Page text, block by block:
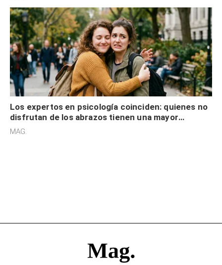
Los expertos en psicología coinciden: quienes no
disfrutan de los abrazos tienen una mayor
sensibilidad a los estímulos físicos y no es por
MAG.